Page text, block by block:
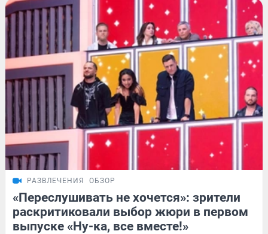
РАЗВЛЕЧЕНИЯ ОБЗОР
«Переслушивать не хочется»: зрители
раскритиковали выбор жюри в первом
выпуске «Ну-ка, все вместе!»